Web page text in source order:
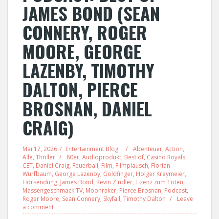
JAMES BOND (SEAN
CONNERY, ROGER
MOORE, GEORGE
LAZENBY, TIMOTHY
DALTON, PIERCE
BROSNAN, DANIEL
CRAIG)
Mai 17, 2026 Entertainment Blog Abenteuer, Action,
Alle, Thriller 80er, Audioprodukt, Best of, Casino Royals,
CET, Daniel Craig, Feuerball, Film, Filmplausch, Florian
Wurfbaum, George Lazenby, Goldfinger, Holger Kreymeier,
Hörsendung, James Bond, Kevin Zindler, Lizenz zum Töten,
Massengeschmack TV, Moonraker, Pierce Brosnan, Podcast,
Roger Moore, Sean Connery, Skyfall, Timothy Dalton
Leave
a comment